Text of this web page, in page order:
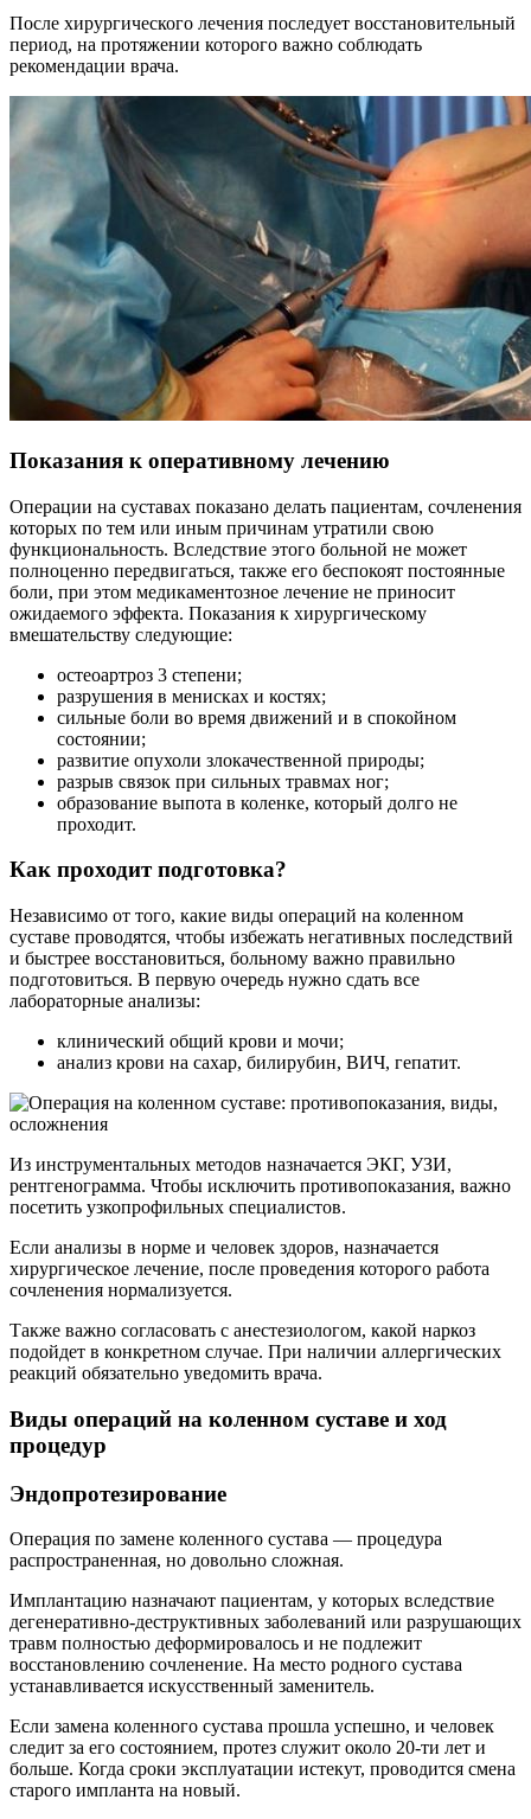
После хирургического лечения последует восстановительный
период, на протяжении которого важно соблюдать
рекомендации врача.
Показания к оперативному лечению
Операции на суставах показано делать пациентам, сочленения
которых по тем или иным причинам утратили свою
функциональность. Вследствие этого больной не может
полноценно передвигаться, также его беспокоят постоянные
боли, при этом медикаментозное лечение не приносит
ожидаемого эффекта. Показания к хирургическому
вмешательству следующие:
остеоартроз 3 степени;
разрушения в менисках и костях;
сильные боли во время движений и в спокойном
состоянии;
развитие опухоли злокачественной природы;
разрыв связок при сильных травмах ног;
образование выпота в коленке, который долго не
проходит.
Как проходит подготовка?
Независимо от того, какие виды операций на коленном
суставе проводятся, чтобы избежать негативных последствий
и быстрее восстановиться, больному важно правильно
подготовиться. В первую очередь нужно сдать все
лабораторные анализы:
клинический общий крови и мочи;
анализ крови на сахар, билирубин, ВИЧ, гепатит.
Из инструментальных методов назначается ЭКГ, УЗИ,
рентгенограмма. Чтобы исключить противопоказания, важно
посетить узкопрофильных специалистов.
Если анализы в норме и человек здоров, назначается
хирургическое лечение, после проведения которого работа
сочленения нормализуется.
Также важно согласовать с анестезиологом, какой наркоз
подойдет в конкретном случае. При наличии аллергических
реакций обязательно уведомить врача.
Виды операций на коленном суставе и ход
процедур
Эндопротезирование
Операция по замене коленного сустава — процедура
распространенная, но довольно сложная.
Имплантацию назначают пациентам, у которых вследствие
дегенеративно-деструктивных заболеваний или разрушающих
травм полностью деформировалось и не подлежит
восстановлению сочленение. На место родного сустава
устанавливается искусственный заменитель.
Если замена коленного сустава прошла успешно, и человек
следит за его состоянием, протез служит около 20-ти лет и
больше. Когда сроки эксплуатации истекут, проводится смена
старого импланта на новый.